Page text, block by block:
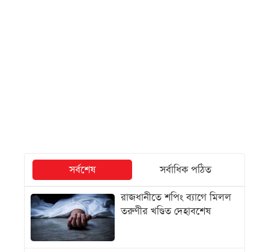
সর্বশেষ
সর্বাধিক পঠিত
রাজধানীতে শপিং ব্যাগে মিলল
তরুণীর খণ্ডিত দেহাবশেষ